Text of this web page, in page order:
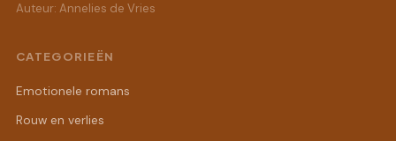
Auteur: Annelies de Vries
CATEGORIEËN
Emotionele romans
Rouw en verlies